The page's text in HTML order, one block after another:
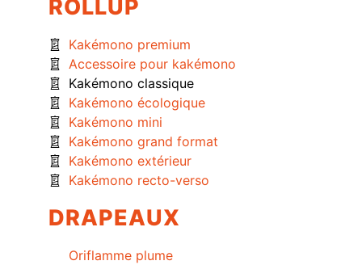
ROLLUP
Kakémono premium
Accessoire pour kakémono
Kakémono classique
Kakémono écologique
Kakémono mini
Kakémono grand format
Kakémono extérieur
Kakémono recto-verso
DRAPEAUX
Oriflamme plume